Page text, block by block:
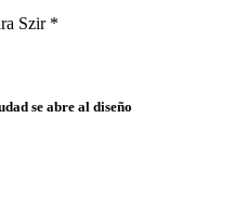
Szir *
se abre al diseño